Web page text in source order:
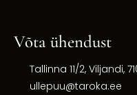
Võta ühendust
Tallinna 11/2, Viljandi,
ullepuu@taroka.ee